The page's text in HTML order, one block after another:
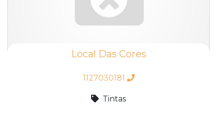
Local Das Cores
1127030181
Tintas